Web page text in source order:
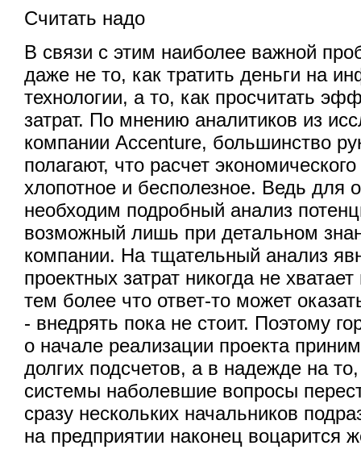
Считать надо
В связи с этим наиболее важной
даже не то, как тратить деньги на
технологии, а то, как просчитать
затрат. По мнению аналитиков из
компании Accenture, большинство
полагают, что расчет
хлопотное и бесполезное. Ведь для
необходим подробный анализ
возможный лишь при детальном
компании. На тщательный анализ
проектных затрат никогда не
тем более что ответ-то может
- внедрять пока не стоит. Поэтому
о начале реализации проекта
долгих подсчетов, а в надежде на
системы наболевшие вопросы
сразу нескольких начальников
на предприятии наконец воцарится